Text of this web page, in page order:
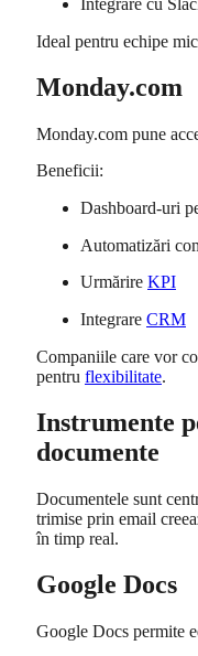
Integrare cu
Ideal pentru echipe
Monday.com
Monday.com pune
Beneficii:
Dashboard-uri
Automatizări
Urmărire KPI
Integrare CRM
Companiile care vor
pentru flexibilitate.
Instrumente
documente
Documentele sunt
trimise prin email
în timp real.
Google Docs
Google Docs permite